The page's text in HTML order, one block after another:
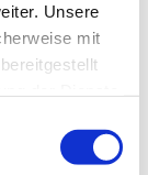
Unsere
mit